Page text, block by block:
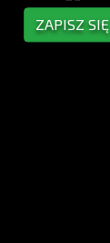
ZAPISZ SIĘ